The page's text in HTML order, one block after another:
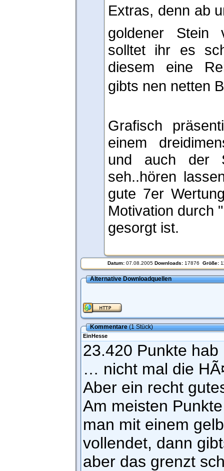
Extras, denn ab
goldener Stein
solltet ihr es
diesem eine
gibts nen netten
Grafisch
einem
und auch der
seh..hören
gute 7er
Motivation durch
gesorgt ist.
Datum: 07.08.2005 Downloads: 17876 Größe:
Alternative Downloadquellen
Kommentare(1 Stück)
EinHesse
23.420 Punkte
… nicht mal die
Aber ein recht
Am meisten
man mit einem
vollendet, dann
aber das grenzt